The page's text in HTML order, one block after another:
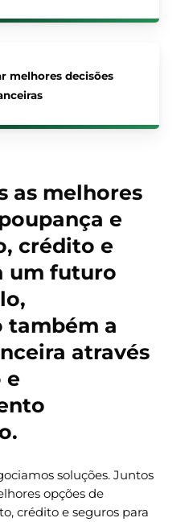
melhores decisões
as melhores
e
crédito e
um futuro
também a
através
e
soluções. Juntos
opções de
crédito e seguros para